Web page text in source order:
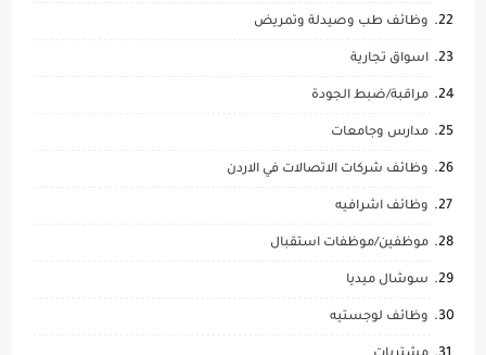
وظائف طب وصيدلة وتمريض
اسواق تجارية
مراقبة/ضبط الجودة
مدارس وجامعات
وظائف شركات الاتصالات في الاردن
وظائف اشرافيه
موظفين/موظفات استقبال
سوشال ميديا
وظائف لوجستيه